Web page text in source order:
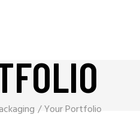
Your Portfolio